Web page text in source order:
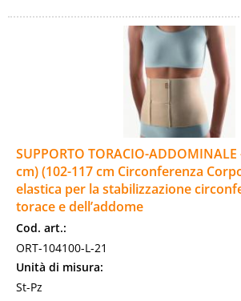
SUPPORTO TORACIO-ADDOMINALE
cm) (102-117 cm Circonferenza
elastica per la stabilizzazione
torace e dell’addome
Cod. art.:
ORT-104100-L-21
Unità di misura:
St-Pz